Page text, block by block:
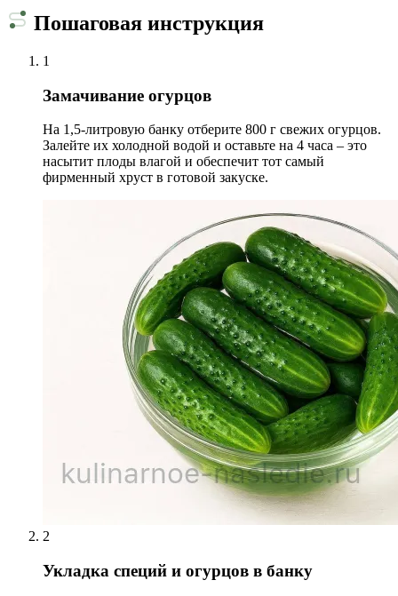
Пошаговая инструкция
1
Замачивание огурцов
На 1,5-литровую банку отберите 800 г свежих огурцов.
Залейте их холодной водой и оставьте на 4 часа – это
насытит плоды влагой и обеспечит тот самый
фирменный хруст в готовой закуске.
2
Укладка специй и огурцов в банку